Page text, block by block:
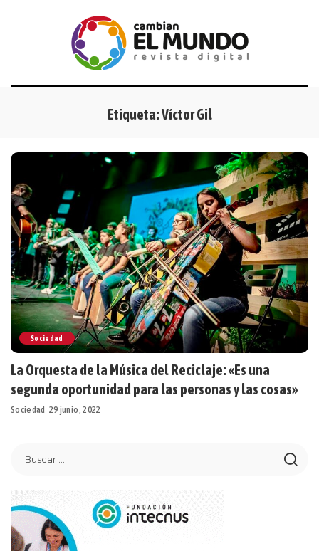
Etiqueta:Víctor Gil
Sociedad
La Orquesta de la Música del Reciclaje: «Es una
segunda oportunidad para las personas y las cosas»
Sociedad 29 junio, 2022